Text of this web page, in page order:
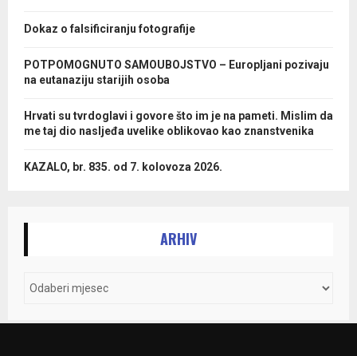
Dokaz o falsificiranju fotografije
POTPOMOGNUTO SAMOUBOJSTVO – Europljani pozivaju
na eutanaziju starijih osoba
Hrvati su tvrdoglavi i govore što im je na pameti. Mislim da
me taj dio nasljeđa uvelike oblikovao kao znanstvenika
KAZALO, br. 835. od 7. kolovoza 2026.
ARHIV